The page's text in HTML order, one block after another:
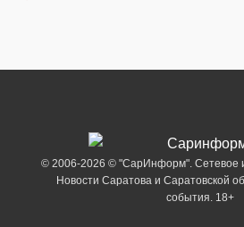
© 2006-2026 © "СарИнформ". Сетевое
Новости Саратова и Саратовской
события. 18+